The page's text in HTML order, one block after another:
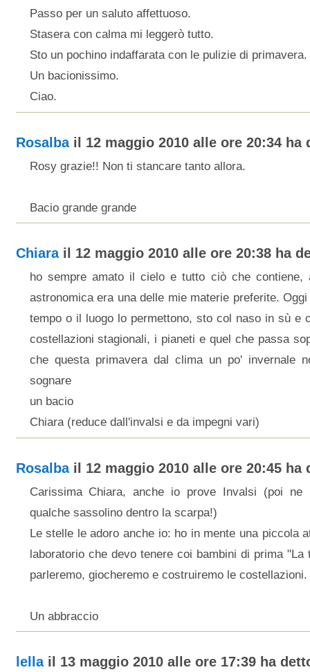
Passo per un saluto affettuoso.
Stasera con calma mi leggerò tutto.
Sto un pochino indaffarata con le pulizie di primavera.
Un bacionissimo.
Ciao.
Rosalbail 12 maggio 2010 alle ore 20:34 ha
Rosy grazie!! Non ti stancare tanto allora.
Bacio grande grande
Chiarail 12 maggio 2010 alle ore 20:38 ha
ho sempre amato il cielo e tutto ciò che contiene,
astronomica era una delle mie materie preferite.
tempo o il luogo lo permettono, sto col naso in sù e
costellazioni stagionali, i pianeti e quel che passa
che questa primavera dal clima un po' invernale
sognare
un bacio
Chiara (reduce dall'invalsi e da impegni vari)
Rosalbail 12 maggio 2010 alle ore 20:45 ha
Carissima Chiara, anche io prove Invalsi (poi ne
qualche sassolino dentro la scarpa!)
Le stelle le adoro anche io: ho in mente una piccola
laboratorio che devo tenere coi bambini di prima "La
parleremo, giocheremo e costruiremo le costellazioni.
Un abbraccio
lellail 13 maggio 2010 alle ore 17:39 ha